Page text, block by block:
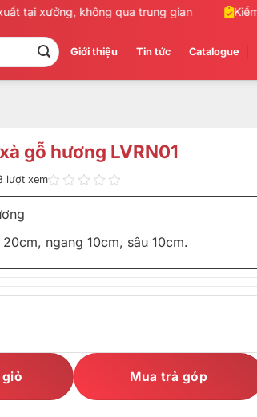
tại xưởng, không qua trung gian Kiểm
Giới thiệu Tin tức Catalogue
gỗ hương LVRN01
lượt xem
ngang 10cm, sâu 10cm.
giỏ Mua trả góp